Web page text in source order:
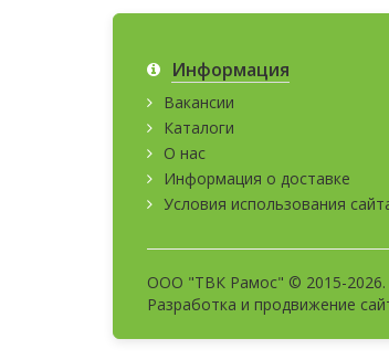
Информация
Вакансии
Каталоги
О нас
Информация о доставке
Условия использования
ООО "ТВК Рамос" © 2015-2026.
Разработка и продвижение